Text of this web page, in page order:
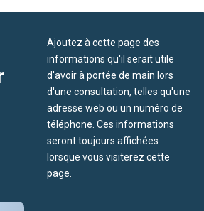
Ajoutez à cette page des
informations qu'il serait utile
d'avoir à portée de main lors
d'une consultation, telles qu'une
adresse web ou un numéro de
téléphone. Ces informations
seront toujours affichées
lorsque vous visiterez cette
page.